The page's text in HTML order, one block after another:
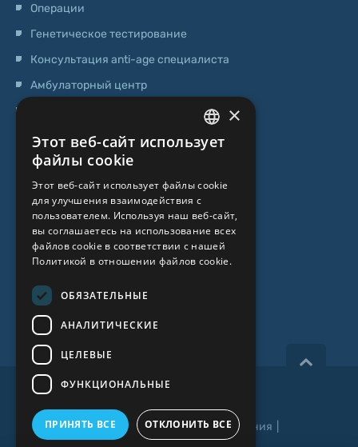
Операции
Генетическое тестирование
Консультация anti-age специалиста
Амбулаторный центр
О НАС
О клинике
Цены
Статьи
Все права защищены 2026, iVF Riga.
Политика приватности | Условия и положения
Видеонаблюдение
LATVIAN
RUSSIAN
LITHUANIAN
NORWEGIAN
×
Этот веб-сайт использует
файлы cookie
Этот веб-сайт использует файлы cookie
для улучшения взаимодействия с
пользователем. Используя наш веб-сайт,
вы соглашаетесь на использование всех
файлов cookie в соответствии с нашей
Политикой в ​​отношении файлов cookie.
ОБЯЗАТЕЛЬНЫЕ
АНАЛИТИЧЕСКИЕ
ЦЕЛЕВЫЕ
ФУНКЦИОНАЛЬНЫЕ
ПРИНЯТЬ ВСЕ ОТКЛОНИТЬ ВСЕ